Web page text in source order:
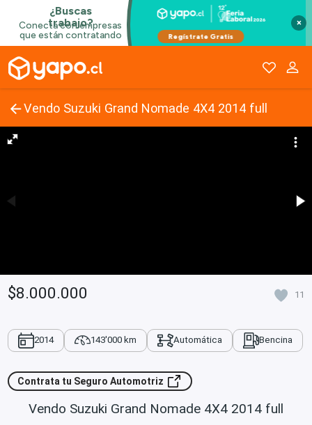
×
Vendo Suzuki Grand Nomade 4X4 2014 full
$8.000.000 11
2014 143'000 km Automática Bencina
Contrata tu Seguro Automotriz
Vendo Suzuki Grand Nomade 4X4 2014 full